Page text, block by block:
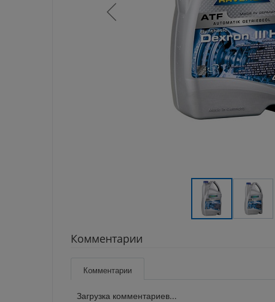
Комментарии
Комментарии
Загрузка комментариев...